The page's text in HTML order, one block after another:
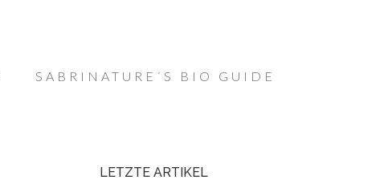
SABRINATURE´S BIO GUIDE
LETZTE ARTIKEL